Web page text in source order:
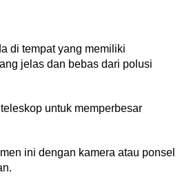
di tempat yang memiliki
jelas dan bebas dari polusi
untuk memperbesar
ini dengan kamera atau ponsel